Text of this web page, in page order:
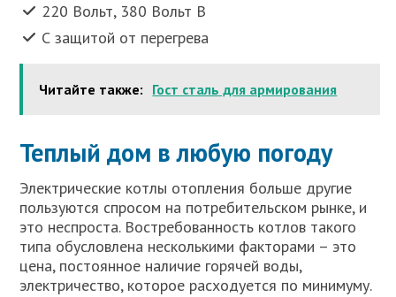
220 Вольт, 380 Вольт В
С защитой от перегрева
Читайте также: Гост сталь для армирования
Теплый дом в любую погоду
Электрические котлы отопления больше другие
пользуются спросом на потребительском рынке, и
это неспроста. Востребованность котлов такого
типа обусловлена несколькими факторами – это
цена, постоянное наличие горячей воды,
электричество, которое расходуется по минимуму.